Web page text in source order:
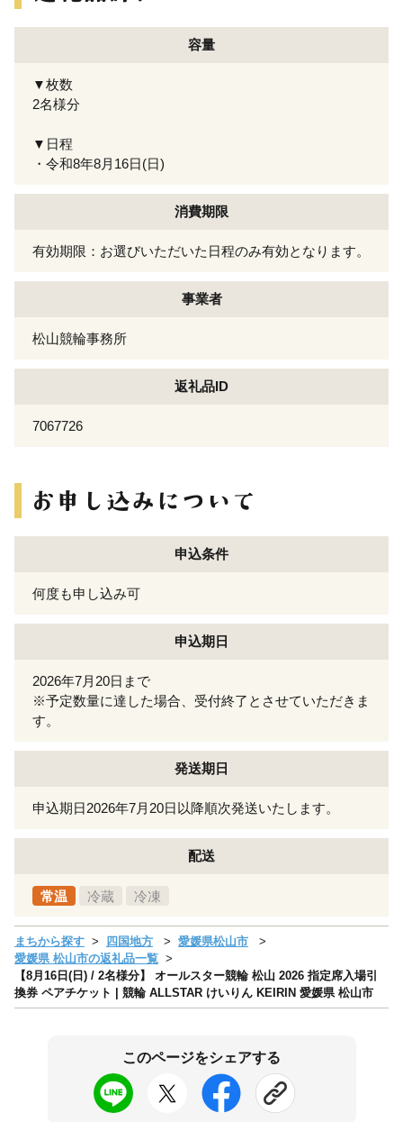
容量
▼枚数
2名様分
▼日程
・令和8年8月16日(日)
消費期限
有効期限：お選びいただいた日程のみ有効となります。
事業者
松山競輪事務所
返礼品ID
7067726
申込条件
何度も申し込み可
申込期日
2026年7月20日まで
※予定数量に達した場合、受付終了とさせていただきま
す。
発送期日
申込期日2026年7月20日以降順次発送いたします。
配送
常温 冷蔵 冷凍
まちから探す 四国地方
愛媛県松山市
愛媛県 松山市の返礼品一覧
【8月16日(日) / 2名様分】 オールスター競輪 松山 2026 指定席入場引
換券 ペアチケット | 競輪 ALLSTAR けいりん KEIRIN 愛媛県 松山市
このページをシェアする